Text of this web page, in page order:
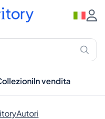
In vendita
Autori